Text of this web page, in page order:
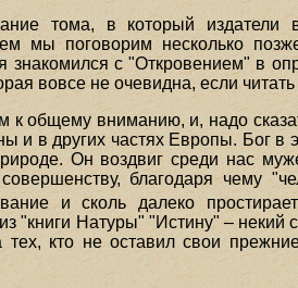
тома, в который издатели
мы поговорим несколько
знакомился с "Откровением" в
вовсе не очевидна, если читать
общему вниманию, и, надо
и в других частях Европы. Бог
Он воздвиг среди нас
благодаря чему
и сколь далеко
"книги Натуры" "Истину" –
кто не оставил свои